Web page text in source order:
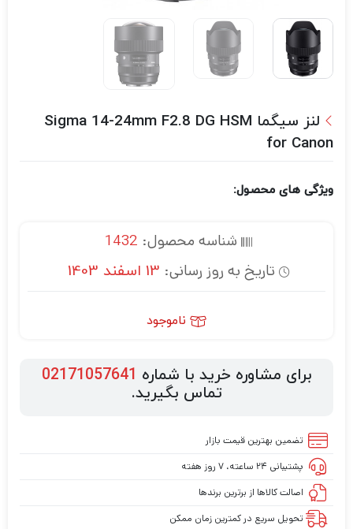
لنز سیگما Sigma 14-24mm F2.8 DG HSM
for Canon
ویژگی های محصول:
شناسه محصول: 1432
تاریخ به روز رسانی: 13 اسفند 1403
ناموجود
برای مشاوره خرید با شماره 02171057641
تماس بگیرید.
تضمین بهترین قیمت بازار
پشتیبانی ۲۴ ساعته، ۷ روز هفته
اصالت کالاها از برترین برندها
تحویل سریع در کمترین زمان ممکن